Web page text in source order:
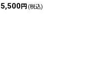
5,500円 (税込)